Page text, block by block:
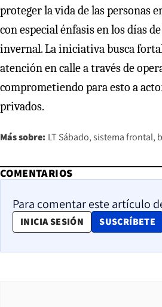
proteger la vida de las personas
con especial énfasis en los días
invernal. La iniciativa busca
atención en calle a través de
comprometiendo para esto a
privados.
Más sobre: LT Sábado sistema frontal
COMENTARIOS
Para comentar este artículo
INICIA SESIÓN SUSCRÍBETE
OPENS IN